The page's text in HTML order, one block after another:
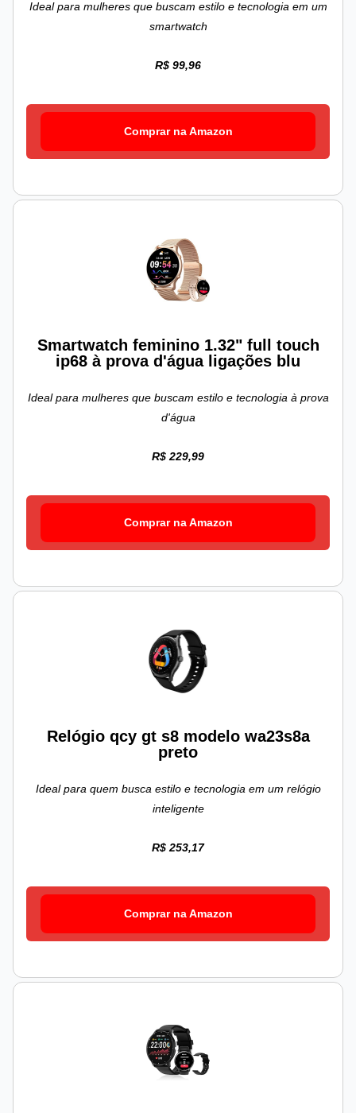
Ideal para mulheres que buscam estilo e tecnologia em um
smartwatch
R$ 99,96
Comprar na Amazon
Smartwatch feminino 1.32" full touch
ip68 à prova d'água ligações blu
Ideal para mulheres que buscam estilo e tecnologia à prova
d'água
R$ 229,99
Comprar na Amazon
Relógio qcy gt s8 modelo wa23s8a
preto
Ideal para quem busca estilo e tecnologia em um relógio
inteligente
R$ 253,17
Comprar na Amazon